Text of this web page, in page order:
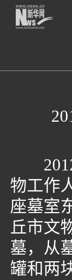
2012
2012
物工作
座墓室
丘市文
墓，从
罐和两